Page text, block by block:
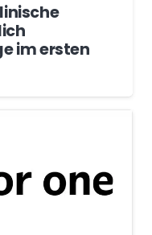
im ersten